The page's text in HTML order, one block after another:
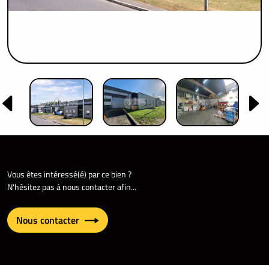
Vous êtes intéressé(é) par ce bien ?
N'hésitez pas à nous contacter afin...
Nous contacter